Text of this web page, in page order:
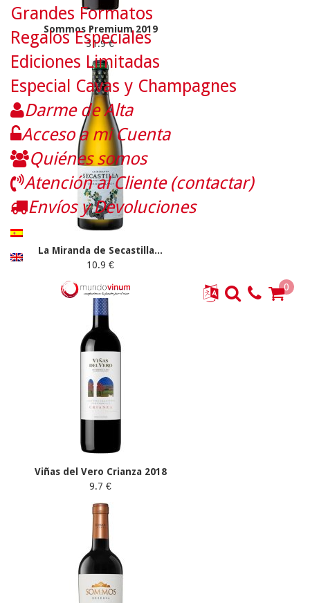
Sommos Premium 2019
31.9 €
La Miranda de Secastilla...
10.9 €
Viñas del Vero Crianza 2018
9.7 €
Grandes Formatos
Regalos Especiales
Ediciones Limitadas
Especial Cavas y Champagnes
Darme de Alta
Acceso a mi Cuenta
Quiénes somos
Atención al Cliente (contactar)
Envíos y Devoluciones
0